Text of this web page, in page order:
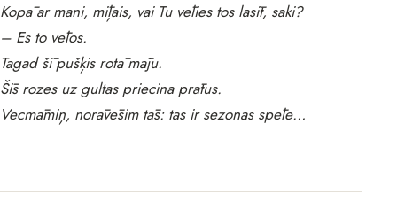
Kopā ar mani, mīļais, vai Tu vēlies tos lasīt, saki?
– Es to vēlos.
Tagad šī pušķis rotā māju.
Šīs rozes uz gultas priecina prātus.
Vecmāmiņ, norāvēsim tās: tas ir sezonas spēle…